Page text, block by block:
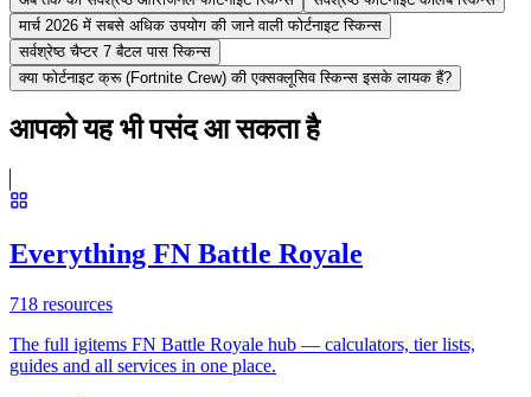
मार्च 2026 में सबसे अधिक उपयोग की जाने वाली फोर्टनाइट स्किन्स
सर्वश्रेष्ठ चैप्टर 7 बैटल पास स्किन्स
क्या फोर्टनाइट क्रू (Fortnite Crew) की एक्सक्लूसिव स्किन्स इसके लायक हैं?
आपको यह भी पसंद आ सकता है
Everything FN Battle Royale
718 resources
The full igitems FN Battle Royale hub — calculators, tier lists,
guides and all services in one place.